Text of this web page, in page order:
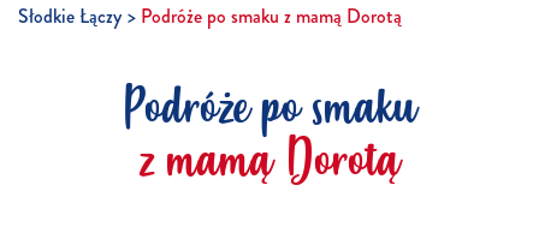
Słodkie Łączy Podróże po smaku z mamą Dorotą
Podróże po smaku
z mamą Dorotą